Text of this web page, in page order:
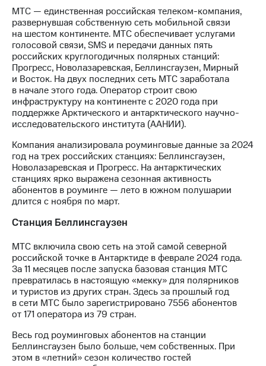
Новости
в
регионе
и акционерам
Корпоративное
управление
Корпоративный
секретарь
информации
Информация
акционерам
Документы
ПАО
"МТС"
Собрания
акционеров
кабинет
акционера
Акционерный
капитал
Контроль
и
аудит
акций
МТС — единственная российская телеком-компания,
развернувшая собственную сеть мобильной связи
на шестом континенте. МТС обеспечивает услугами
голосовой связи, SMS и передачи данных пять
российских круглогодичных полярных станций:
Прогресс, Новолазаревская, Беллинсгаузен, Мирный
и Восток. На двух последних сеть МТС заработала
в начале этого года. Оператор строит свою
инфраструктуру на континенте с 2020 года при
поддержке Арктического и антарктического научно-
исследовательского института (ААНИИ).
Компания анализировала роуминговые данные за 2024
год на трех российских станциях: Беллинсгаузен,
Новолазаревская и Прогресс. На антарктических
станциях ярко выражена сезонная активность
абонентов в роуминге — лето в южном полушарии
длится с ноября по март.
Станция Беллинсгаузен
МТС включила свою сеть на этой самой северной
российской точке в Антарктиде в феврале 2024 года.
За 11 месяцев после запуска базовая станция МТС
превратилась в настоящую «мекку» для полярников
и туристов из других стран. Здесь за прошлый год
в сети МТС было зарегистрировано 7556 абонентов
от 171 оператора из 79 стран.
Весь год роуминговых абонентов на станции
Беллинсгаузен было больше, чем собственных. При
этом в «летний» сезон количество гостей